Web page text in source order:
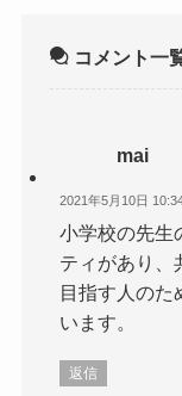
コメント一
mai
2021年5月10日
小学校の先生
ティがあり、
目指す人のた
います。
返信